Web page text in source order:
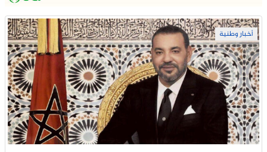
أخبار وطنية